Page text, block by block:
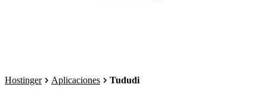
Hostinger Aplicaciones Tududi